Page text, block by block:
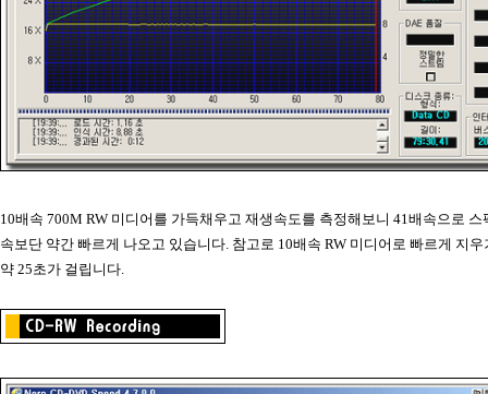
10배속 700M RW 미디어를 가득채우고 재생속도를 측정해보니 41배속으로 스
속보단 약간 빠르게 나오고 있습니다. 참고로 10배속 RW 미디어로 빠르게 지우
약 25초가 걸립니다.